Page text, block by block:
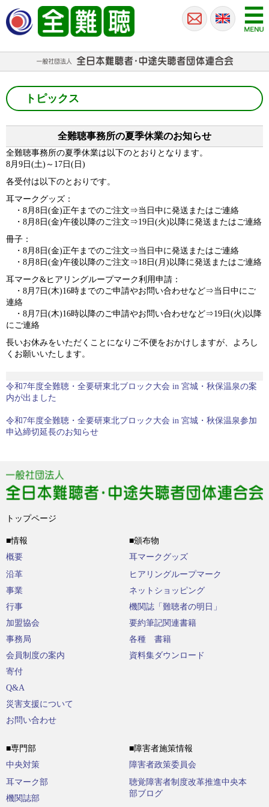
トピックス
全難聴事務所の夏季休業のお知らせ
全難聴事務所の夏季休業は以下のとおりとなります。
8月9日(土)～17日(日)
各受付は以下のとおりです。
耳マークグッズ：
・8月8日(金)正午までのご注文⇒当日中に発送またはご連絡
・8月8日(金)午後以降のご注文⇒19日(火)以降に発送またはご連絡
冊子：
・8月8日(金)正午までのご注文⇒当日中に発送またはご連絡
・8月8日(金)午後以降のご注文⇒18日(月)以降に発送またはご連絡
耳マーク&ヒアリングループマーク利用申請：
・8月7日(木)16時までのご申請やお問い合わせなど⇒当日中にご
連絡
・8月7日(木)16時以降のご申請やお問い合わせなど⇒19日(火)以降
にご連絡
長いお休みをいただくことになりご不便をおかけしますが、よろし
くお願いいたします。
過
去
投
稿:
令和7年度全難聴・全要研東北ブロック大会 in 宮城・秋保温泉の案
内が出ました
次
の
令和7年度全難聴・全要研東北ブロック大会 in 宮城・秋保温泉参加
申込締切延長のお知らせ
トップページ
■情報
概要
沿革
事業
行事
加盟協会
事務局
会員制度の案内
寄付
Q&A
災害支援について
お問い合わせ
■頒布物
耳マークグッズ
ヒアリングループマーク
ネットショッピング
機関誌「難聴者の明日」
要約筆記関連書籍
各種 書籍
資料集ダウンロード
■専門部
中央対策
耳マーク部
機関誌部
■障害者施策情報
障害者政策委員会
聴覚障害者制度改革推進中央本
部ブログ